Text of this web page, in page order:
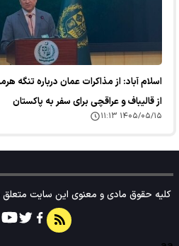
اسلام آباد: از مذاکرات عمان درباره
از قالیباف و عراقچی برای سفر به پاکستان
۱۴۰۵/۰۵/۱۵ ۱۱:۱۳
کلیه حقوق مادی و معنوی این سایت متعلق